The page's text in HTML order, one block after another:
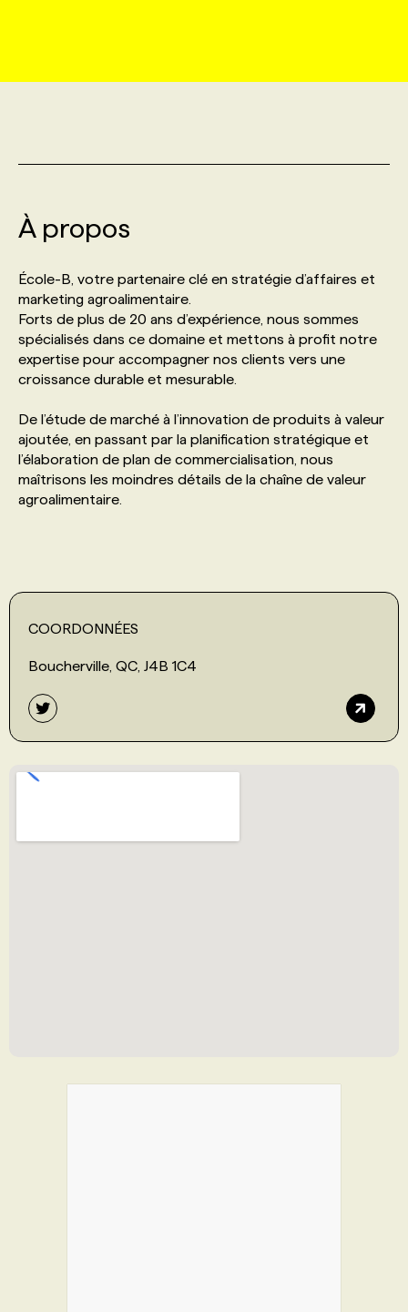
INITIATIVES NUMÉRIQUES
PRIX ET DISTINCTIONS
TENDANCES
MARKETING DURABLE
ÉVÉNEMENTIEL
NOS AUTEUR‧RICES
ANNONCEZ AVEC NOUS
PROFIL ENTREPRISE
FAQ
ANNONCEZ AVEC NOUS
PROFIL CANDIDAT
ANNONCEZ AVEC NOUS
NOS PARCOURS DE FORMATIONS
FORMATIONS PERSONNALISÉES
NOS FORMATEUR‧RICES
POURQUOI CHOISIR NOS FORMATIONS
PROGRAMMES DE SUBVENTIONS
FAQ
SERVICE DE CHASSE DE TÊTE
NOS TARIFS
NOS EXPERTISES
FAQ
À propos
École-B, votre partenaire clé en stratégie d’affaires et
marketing agroalimentaire.
Forts de plus de 20 ans d’expérience, nous sommes
spécialisés dans ce domaine et mettons à profit notre
expertise pour accompagner nos clients vers une
croissance durable et mesurable.
De l’étude de marché à l’innovation de produits à valeur
ajoutée, en passant par la planification stratégique et
l’élaboration de plan de commercialisation, nous
maîtrisons les moindres détails de la chaîne de valeur
agroalimentaire.
COORDONNÉES
Boucherville, QC, J4B 1C4